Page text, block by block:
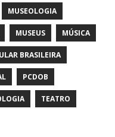
MUSEOLOGIA
MUSEUS MÚSICA
BRASILEIRA
PCDOB
TEATRO